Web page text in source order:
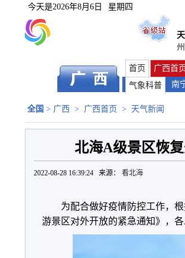
今天是2026年8月6日 星期四
州
首页 广西首页
气象科普
南
全国 > 广西 > 广西首页 > 天气新闻
北海A级景区恢
2022-08-28 16:39:24 来源： 看北海
为配合做好疫情防控工作，
游景区对外开放的紧急通知》，